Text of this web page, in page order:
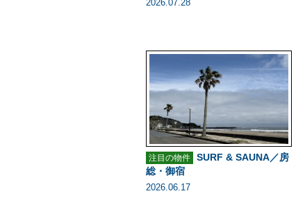
2026.07.28
注目の物件
SURF & SAUNA／房
総・御宿
2026.06.17